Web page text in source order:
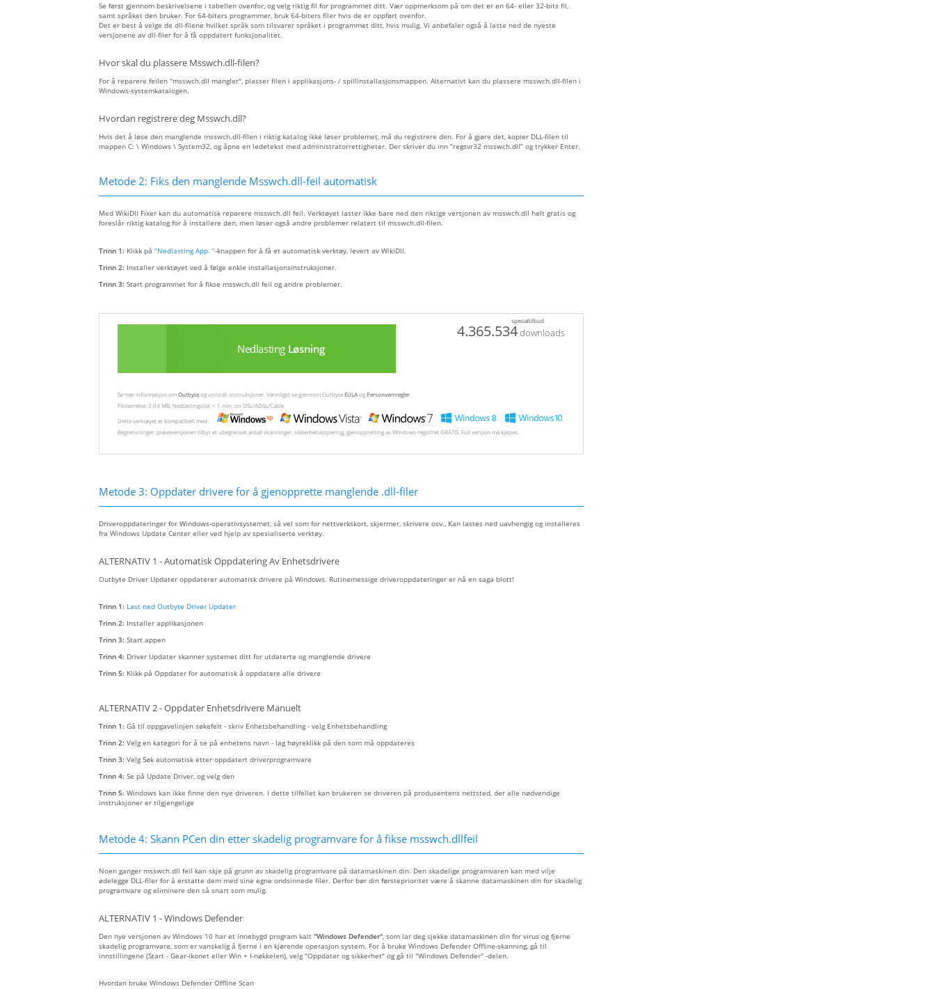
Se først gjennom beskrivelsene i tabellen ovenfor, og velg riktig fil for programmet ditt. Vær oppmerksom på om det er en 64- eller 32-bits fil,
samt språket den bruker. For 64-biters programmer, bruk 64-biters filer hvis de er oppført ovenfor.
Det er best å velge de dll-filene hvilket språk som tilsvarer språket i programmet ditt, hvis mulig. Vi anbefaler også å laste ned de nyeste
versjonene av dll-filer for å få oppdatert funksjonalitet.
Hvor skal du plassere Msswch.dll-filen?
For å reparere feilen "msswch.dll mangler", plasser filen i applikasjons- / spillinstallasjonsmappen. Alternativt kan du plassere msswch.dll-filen i
Windows-systemkatalogen.
Hvordan registrere deg Msswch.dll?
Hvis det å løse den manglende msswch.dll-filen i riktig katalog ikke løser problemet, må du registrere den. For å gjøre det, kopier DLL-filen til
mappen C: \ Windows \ System32, og åpne en ledetekst med administratorrettigheter. Der skriver du inn “regsvr32 msswch.dll” og trykker Enter.
Metode 2: Fiks den manglende Msswch.dll-feil automatisk
Med WikiDll Fixer kan du automatisk reparere msswch.dll feil. Verktøyet laster ikke bare ned den riktige versjonen av msswch.dll helt gratis og
foreslår riktig katalog for å installere den, men løser også andre problemer relatert til msswch.dll-filen.
Trinn 1: Klikk på “Nedlasting App. ”-knappen for å få et automatisk verktøy, levert av WikiDll.
Trinn 2: Installer verktøyet ved å følge enkle installasjonsinstruksjoner.
Trinn 3: Start programmet for å fikse msswch.dll feil og andre problemer.
spesialtilbud
Nedlasting Løsning
4.365.534downloads
Se mer informasjon omOutbyteog unistall :instruksjoner. Vennligst se gjennom OutbyteEULAogPersonvernregler
Filstørrelse: 3.04 MB, Nedlastingstid: < 1 min. on DSL/ADSL/Cable
Dette verktøyet er kompatibelt med:
Begrensninger: prøveversjonen tilbyr et ubegrenset antall skanninger, sikkerhetskopiering, gjenoppretting av Windows-registret GRATIS. Full versjon må kjøpes.
Metode 3: Oppdater drivere for å gjenopprette manglende .dll-filer
Driveroppdateringer for Windows-operativsystemet, så vel som for nettverkskort, skjermer, skrivere osv., Kan lastes ned uavhengig og installeres
fra Windows Update Center eller ved hjelp av spesialiserte verktøy.
ALTERNATIV 1 - Automatisk Oppdatering Av Enhetsdrivere
Outbyte Driver Updater oppdaterer automatisk drivere på Windows. Rutinemessige driveroppdateringer er nå en saga blott!
Trinn 1: Last ned Outbyte Driver Updater
Trinn 2: Installer applikasjonen
Trinn 3: Start appen
Trinn 4: Driver Updater skanner systemet ditt for utdaterte og manglende drivere
Trinn 5: Klikk på Oppdater for automatisk å oppdatere alle drivere
ALTERNATIV 2 - Oppdater Enhetsdrivere Manuelt
Trinn 1: Gå til oppgavelinjen søkefelt - skriv Enhetsbehandling - velg Enhetsbehandling
Trinn 2: Velg en kategori for å se på enhetens navn - lag høyreklikk på den som må oppdateres
Trinn 3: Velg Søk automatisk etter oppdatert driverprogramvare
Trinn 4: Se på Update Driver, og velg den
Trinn 5: Windows kan ikke finne den nye driveren. I dette tilfellet kan brukeren se driveren på produsentens nettsted, der alle nødvendige
instruksjoner er tilgjengelige
Metode 4: Skann PCen din etter skadelig programvare for å fikse msswch.dllfeil
Noen ganger msswch.dll feil kan skje på grunn av skadelig programvare på datamaskinen din. Den skadelige programvaren kan med vilje
ødelegge DLL-filer for å erstatte dem med sine egne ondsinnede filer. Derfor bør din førsteprioritet være å skanne datamaskinen din for skadelig
programvare og eliminere den så snart som mulig.
ALTERNATIV 1 - Windows Defender
Den nye versjonen av Windows 10 har et innebygd program kalt "Windows Defender", som lar deg sjekke datamaskinen din for virus og fjerne
skadelig programvare, som er vanskelig å fjerne i en kjørende operasjon system. For å bruke Windows Defender Offline-skanning, gå til
innstillingene (Start - Gear-ikonet eller Win + I-nøkkelen), velg "Oppdater og sikkerhet" og gå til "Windows Defender" -delen.
Hvordan bruke Windows Defender Offline Scan